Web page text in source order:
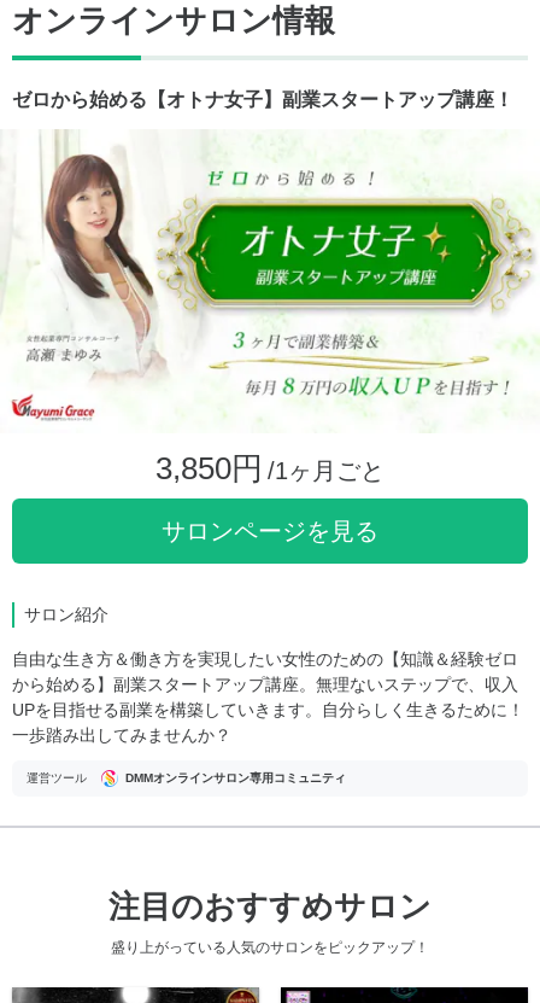
オンラインサロン情報
ゼロから始める【オトナ女子】副業スタートアップ講座！
3,850円 /1ヶ月ごと
サロンページを見る
サロン紹介
自由な生き方＆働き方を実現したい女性のための【知識＆経験ゼロ
から始める】副業スタートアップ講座。無理ないステップで、収入
UPを目指せる副業を構築していきます。自分らしく生きるために！
一歩踏み出してみませんか？
運営ツール DMMオンラインサロン専用コミュニティ
注目のおすすめサロン
盛り上がっている人気のサロンをピックアップ！